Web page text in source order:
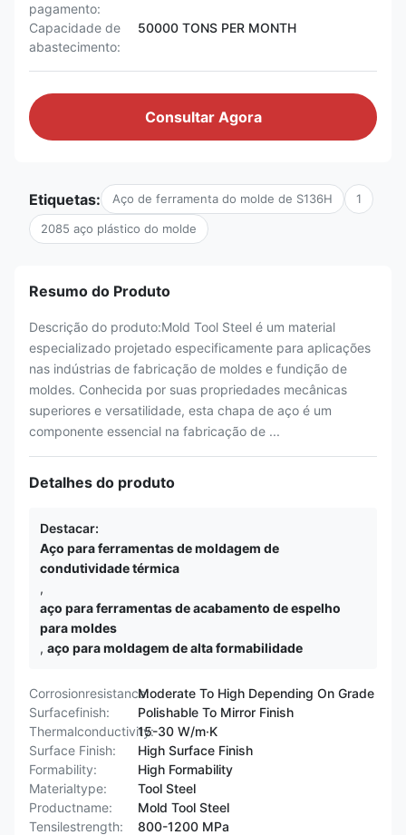
pagamento:
Capacidade de
abastecimento:
50000 TONS PER MONTH
Consultar Agora
Etiquetas: Aço de ferramenta do molde de S136H 1
2085 aço plástico do molde
Resumo do Produto
Descrição do produto:Mold Tool Steel é um material
especializado projetado especificamente para aplicações
nas indústrias de fabricação de moldes e fundição de
moldes. Conhecida por suas propriedades mecânicas
superiores e versatilidade, esta chapa de aço é um
componente essencial na fabricação de ...
Detalhes do produto
Destacar:
Aço para ferramentas de moldagem de
condutividade térmica
,
aço para ferramentas de acabamento de espelho
para moldes
, aço para moldagem de alta formabilidade
Corrosionresistance:Moderate To High Depending On Grade
Surfacefinish:
Polishable To Mirror Finish
Thermalconductivity:15-30 W/m·K
Surface Finish:
High Surface Finish
Formability:
High Formability
Materialtype:
Tool Steel
Productname:
Mold Tool Steel
Tensilestrength:
800-1200 MPa